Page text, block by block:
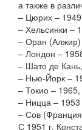
а также в
– Цюрих –
– Хельсинки –
– Оран (Алжир)
– Лондон –
– Шато де
– Нью-Йорк –
– Токио –
– Ницца – 1953
– Сов
С 1951 г.